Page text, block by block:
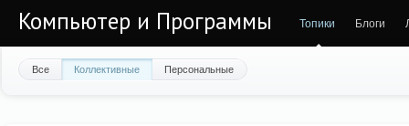
Компьютер и Программы Топики Блоги
Все Коллективные Персональные